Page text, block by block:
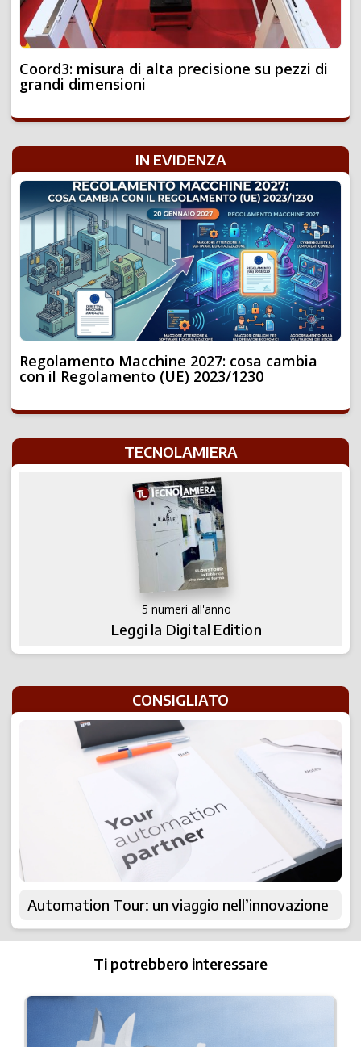
Coord3: misura di alta precisione su pezzi di
grandi dimensioni
IN EVIDENZA
Regolamento Macchine 2027: cosa cambia
con il Regolamento (UE) 2023/1230
TECNOLAMIERA
5 numeri all'anno
Leggi la Digital Edition
CONSIGLIATO
Automation Tour: un viaggio nell’innovazione
Ti potrebbero interessare